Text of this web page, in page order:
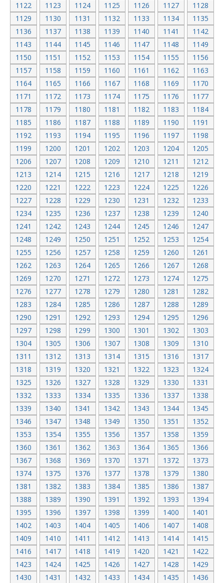
1122
1123 1124 1125 1126 1127
1128
1129
1130 1131 1132 1133 1134
1135
1136
1137 1138 1139 1140 1141
1142
1143
1144 1145 1146 1147 1148
1149
1150
1151 1152 1153 1154 1155
1156
1157
1158 1159 1160 1161 1162
1163
1164
1165 1166 1167 1168 1169
1170
1171
1172 1173 1174 1175 1176
1177
1178
1179 1180 1181 1182 1183
1184
1185
1186 1187 1188 1189 1190
1191
1192
1193 1194 1195 1196 1197
1198
1199
1200 1201 1202 1203 1204
1205
1206
1207 1208 1209 1210 1211
1212
1213
1214 1215 1216 1217 1218
1219
1220
1221 1222 1223 1224 1225
1226
1227
1228 1229 1230 1231 1232
1233
1234
1235 1236 1237 1238 1239
1240
1241
1242 1243 1244 1245 1246
1247
1248
1249 1250 1251 1252 1253
1254
1255
1256 1257 1258 1259 1260
1261
1262
1263 1264 1265 1266 1267
1268
1269
1270 1271 1272 1273 1274
1275
1276
1277 1278 1279 1280 1281
1282
1283
1284 1285 1286 1287 1288
1289
1290
1291 1292 1293 1294 1295
1296
1297
1298 1299 1300 1301 1302
1303
1304
1305 1306 1307 1308 1309
1310
1311
1312 1313 1314 1315 1316
1317
1318
1319 1320 1321 1322 1323
1324
1325
1326 1327 1328 1329 1330
1331
1332
1333 1334 1335 1336 1337
1338
1339
1340 1341 1342 1343 1344
1345
1346
1347 1348 1349 1350 1351
1352
1353
1354 1355 1356 1357 1358
1359
1360
1361 1362 1363 1364 1365
1366
1367
1368 1369 1370 1371 1372
1373
1374
1375 1376 1377 1378 1379
1380
1381
1382 1383 1384 1385 1386
1387
1388
1389 1390 1391 1392 1393
1394
1395
1396 1397 1398 1399 1400
1401
1402
1403 1404 1405 1406 1407
1408
1409
1410 1411 1412 1413 1414
1415
1416
1417 1418 1419 1420 1421
1422
1423
1424 1425 1426 1427 1428
1429
1430
1431 1432 1433 1434 1435 1436